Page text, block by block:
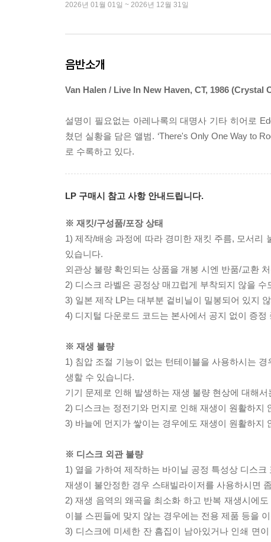
2026년 01월 01일 ~ 2026년 12월 31일
음반소개
Van Halen / Live In New Haven, CT, 1986 (Crystal
설명이 필요없는 아레나록의 대명사 기타 히어로
쳤던 실황을 담은 앨범. ‘There's Only One Way to
로 수록하고 있다.
LP 구매시 참고 사항 안내드립니다.
※ 재킷/구성품/포장 상태
1) 제작/배송 과정에 따라 경미한 재킷 주름, 모서리
있습니다.
외관상 불량 확인되는 상품을 개봉 시엔 반품/교환
2) 디스크 라벨은 공정상 매끄럽게 부착되지 않을
3) 일본 제작 LP는 대부분 겉비닐이 밀봉되어 있지
4) 디지털 다운로드 코드는 본사에서 공지 없이 증정
※ 재생 불량
1) 침압 조절 기능이 없는 턴테이블을 사용하시는
생할 수 있습니다.
기기 문제로 인해 발생하는 재생 불량 현상에 대해
2) 디스크는 정전기와 먼지로 인해 재생이 원활하
3) 바늘에 먼지가 쌓이는 경우에도 재생이 원활하지
※ 디스크 외관 불량
1) 열을 가하여 제작하는 바이닐 공정 특성상 디스
재생이 불안정한 경우 스태빌라이저를 사용하시면
2) 재생 음역의 왜곡을 최소화 하고 반복 재생시에
이블 스핀들에 맞지 않는 경우에는 전용 제품 등을
3) 디스크에 미세한 잔 흠집이 남아있거나 인쇄 면